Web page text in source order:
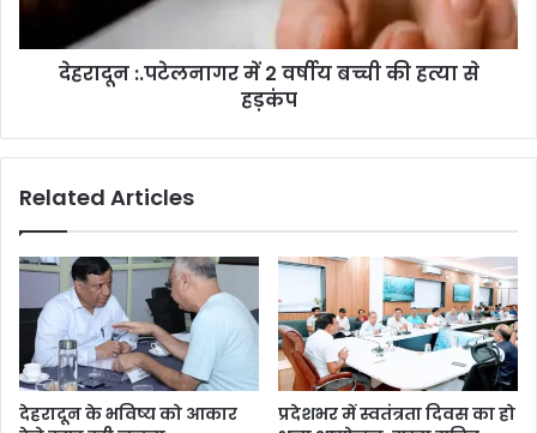
देहरादून :.पटेलनागर में 2 वर्षीय बच्ची की हत्या से
हड़कंप
Related Articles
देहरादून के भविष्य को आकार
प्रदेशभर में स्वतंत्रता दिवस का हो